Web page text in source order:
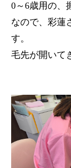
0～6歳用の、
なので、彩蓮
す。
毛先が開いて